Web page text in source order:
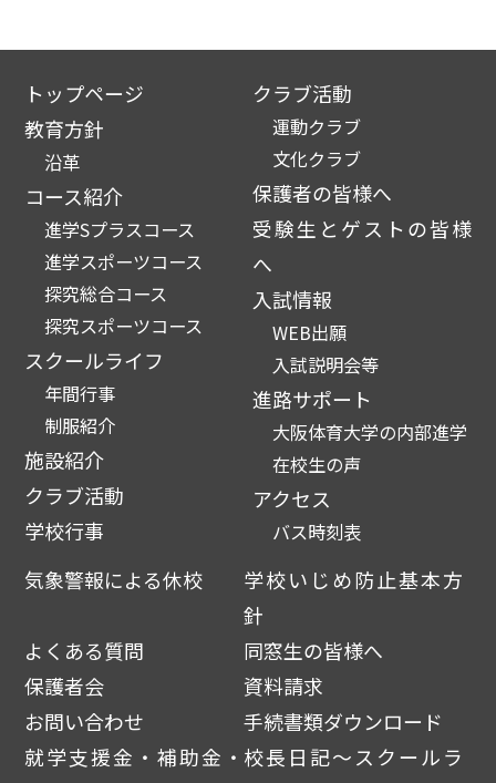
トップページ
教育方針
沿革
コース紹介
進学Sプラスコース
進学スポーツコース
探究総合コース
探究スポーツコース
スクールライフ
年間行事
制服紹介
施設紹介
クラブ活動
学校行事
クラブ活動
運動クラブ
文化クラブ
保護者の皆様へ
受験生とゲストの皆様
へ
入試情報
WEB出願
入試説明会等
進路サポート
大阪体育大学の内部進学
在校生の声
アクセス
バス時刻表
気象警報による休校
学校いじめ防止基本方
針
よくある質問
同窓生の皆様へ
保護者会
資料請求
お問い合わせ
手続書類ダウンロード
就学支援金・補助金・ 校長日記～スクールラ